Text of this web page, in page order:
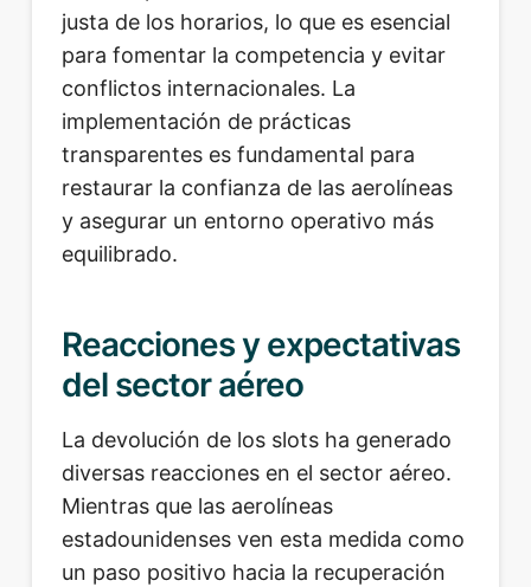
justa de los horarios, lo que es esencial
para fomentar la competencia y evitar
conflictos internacionales. La
implementación de prácticas
transparentes es fundamental para
restaurar la confianza de las aerolíneas
y asegurar un entorno operativo más
equilibrado.
Reacciones y expectativas
del sector aéreo
La devolución de los slots ha generado
diversas reacciones en el sector aéreo.
Mientras que las aerolíneas
estadounidenses ven esta medida como
un paso positivo hacia la recuperación